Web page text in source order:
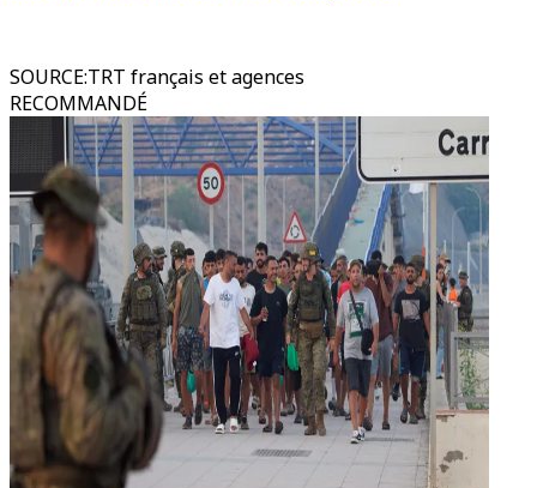
SOURCE:TRT français et agences
RECOMMANDÉ